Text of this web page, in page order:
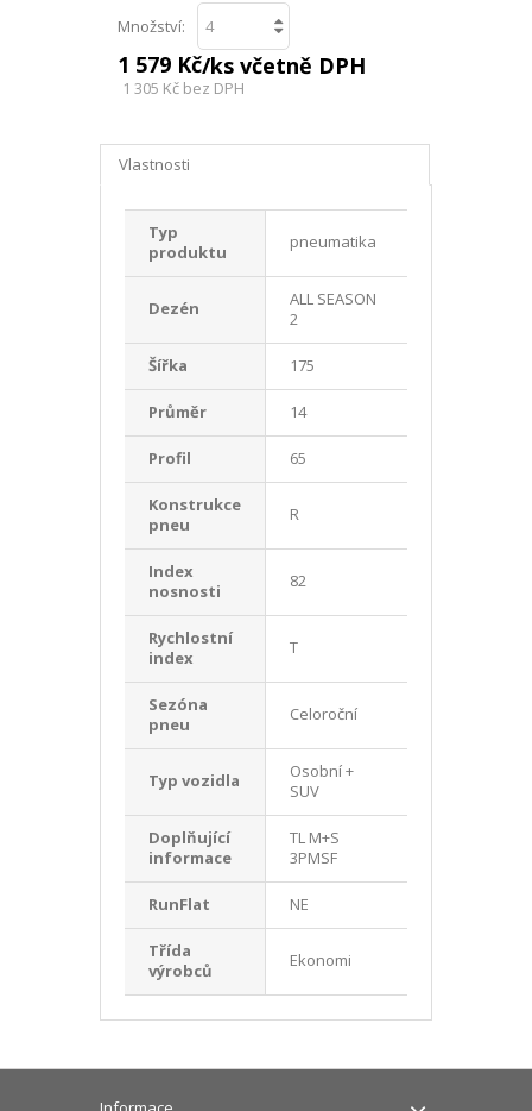
Množství:
1 579 Kč/ks včetně DPH
1 305 Kč bez DPH
Vlastnosti
Typ
produktu
pneumatika
Dezén
ALL SEASON
2
Šířka 175
Průměr 14
Profil 65
Konstrukce
pneu
R
Index
nosnosti
82
Rychlostní
index
T
Sezóna
pneu
Celoroční
Typ vozidla
Osobní +
SUV
Doplňující
informace
TL M+S
3PMSF
RunFlat NE
Třída
výrobců
Ekonomi